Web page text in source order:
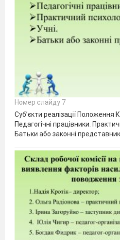
Номер слайду 7
Суб’єкти реалізації Положення
Педагогічні працівники.
Батьки або законні